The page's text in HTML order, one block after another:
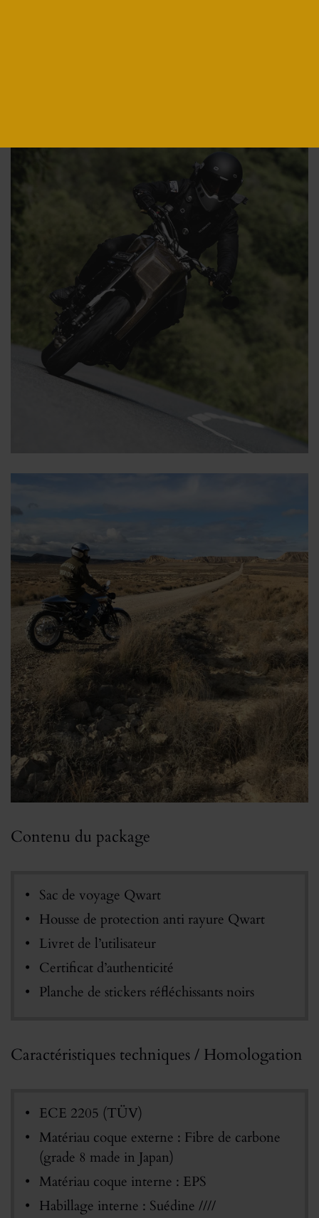
Contenu du package
Sac de voyage Qwart
Housse de protection anti rayure Qwart
Livret de l’utilisateur
Certificat d’authenticité
Planche de stickers réfléchissants noirs
Caractéristiques techniques / Homologation
ECE 2205 (TÜV)
Matériau coque externe : Fibre de carbone
(grade 8 made in Japan)
Matériau coque interne : EPS
Habillage interne : Suédine ////